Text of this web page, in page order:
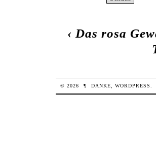
‹ Das rosa
© 2026 ¶ DANKE,WORDPRESS.